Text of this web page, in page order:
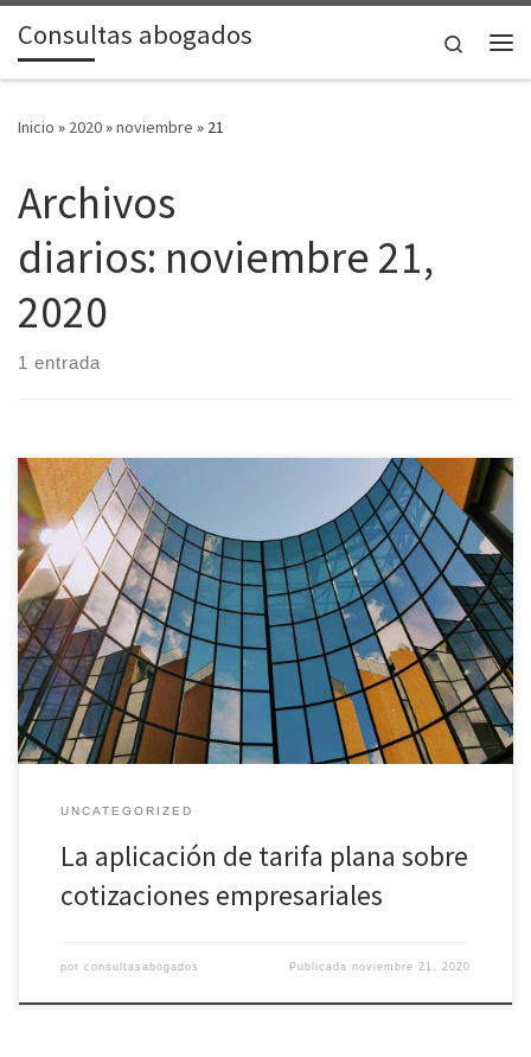
Saltar al contenido
Consultas abogados
Search
Inicio » 2020»noviembre » 21
Archivos
diarios: noviembre 21,
2020
1 entrada
La concepción de la tarifa plana, requiere mucha más explicación
a fondo, ya que ha sido adoptado ese nombre que fue impuesto
por los medios de comunicación, debido a que se encuentra
disponible la cuota de 100 euros para los contratos que esté
indefinidos a jornada completa celebrada el 25 […]
UNCATEGORIZED
La aplicación de tarifa plana sobre
cotizaciones empresariales
por consultasabogados Publicadanoviembre 21, 2020